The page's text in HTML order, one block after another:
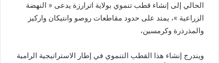
الحالي إلى إنشاء قطب تنموي بولاية اترارزة يدعى « النهضة
الزراعية »، يمتد على حدود مقاطعات روصو وانتيكان واركيز
والمذرذرة وكرمسين،
ويندرج إنشاء هذا القطب التنموي في إطار الاستراتيجية الرامية